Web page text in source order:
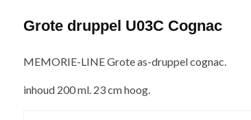
Grote druppel U03C Cognac
MEMORIE-LINE Grote as-druppel cognac.
inhoud 200 ml. 23 cm hoog.